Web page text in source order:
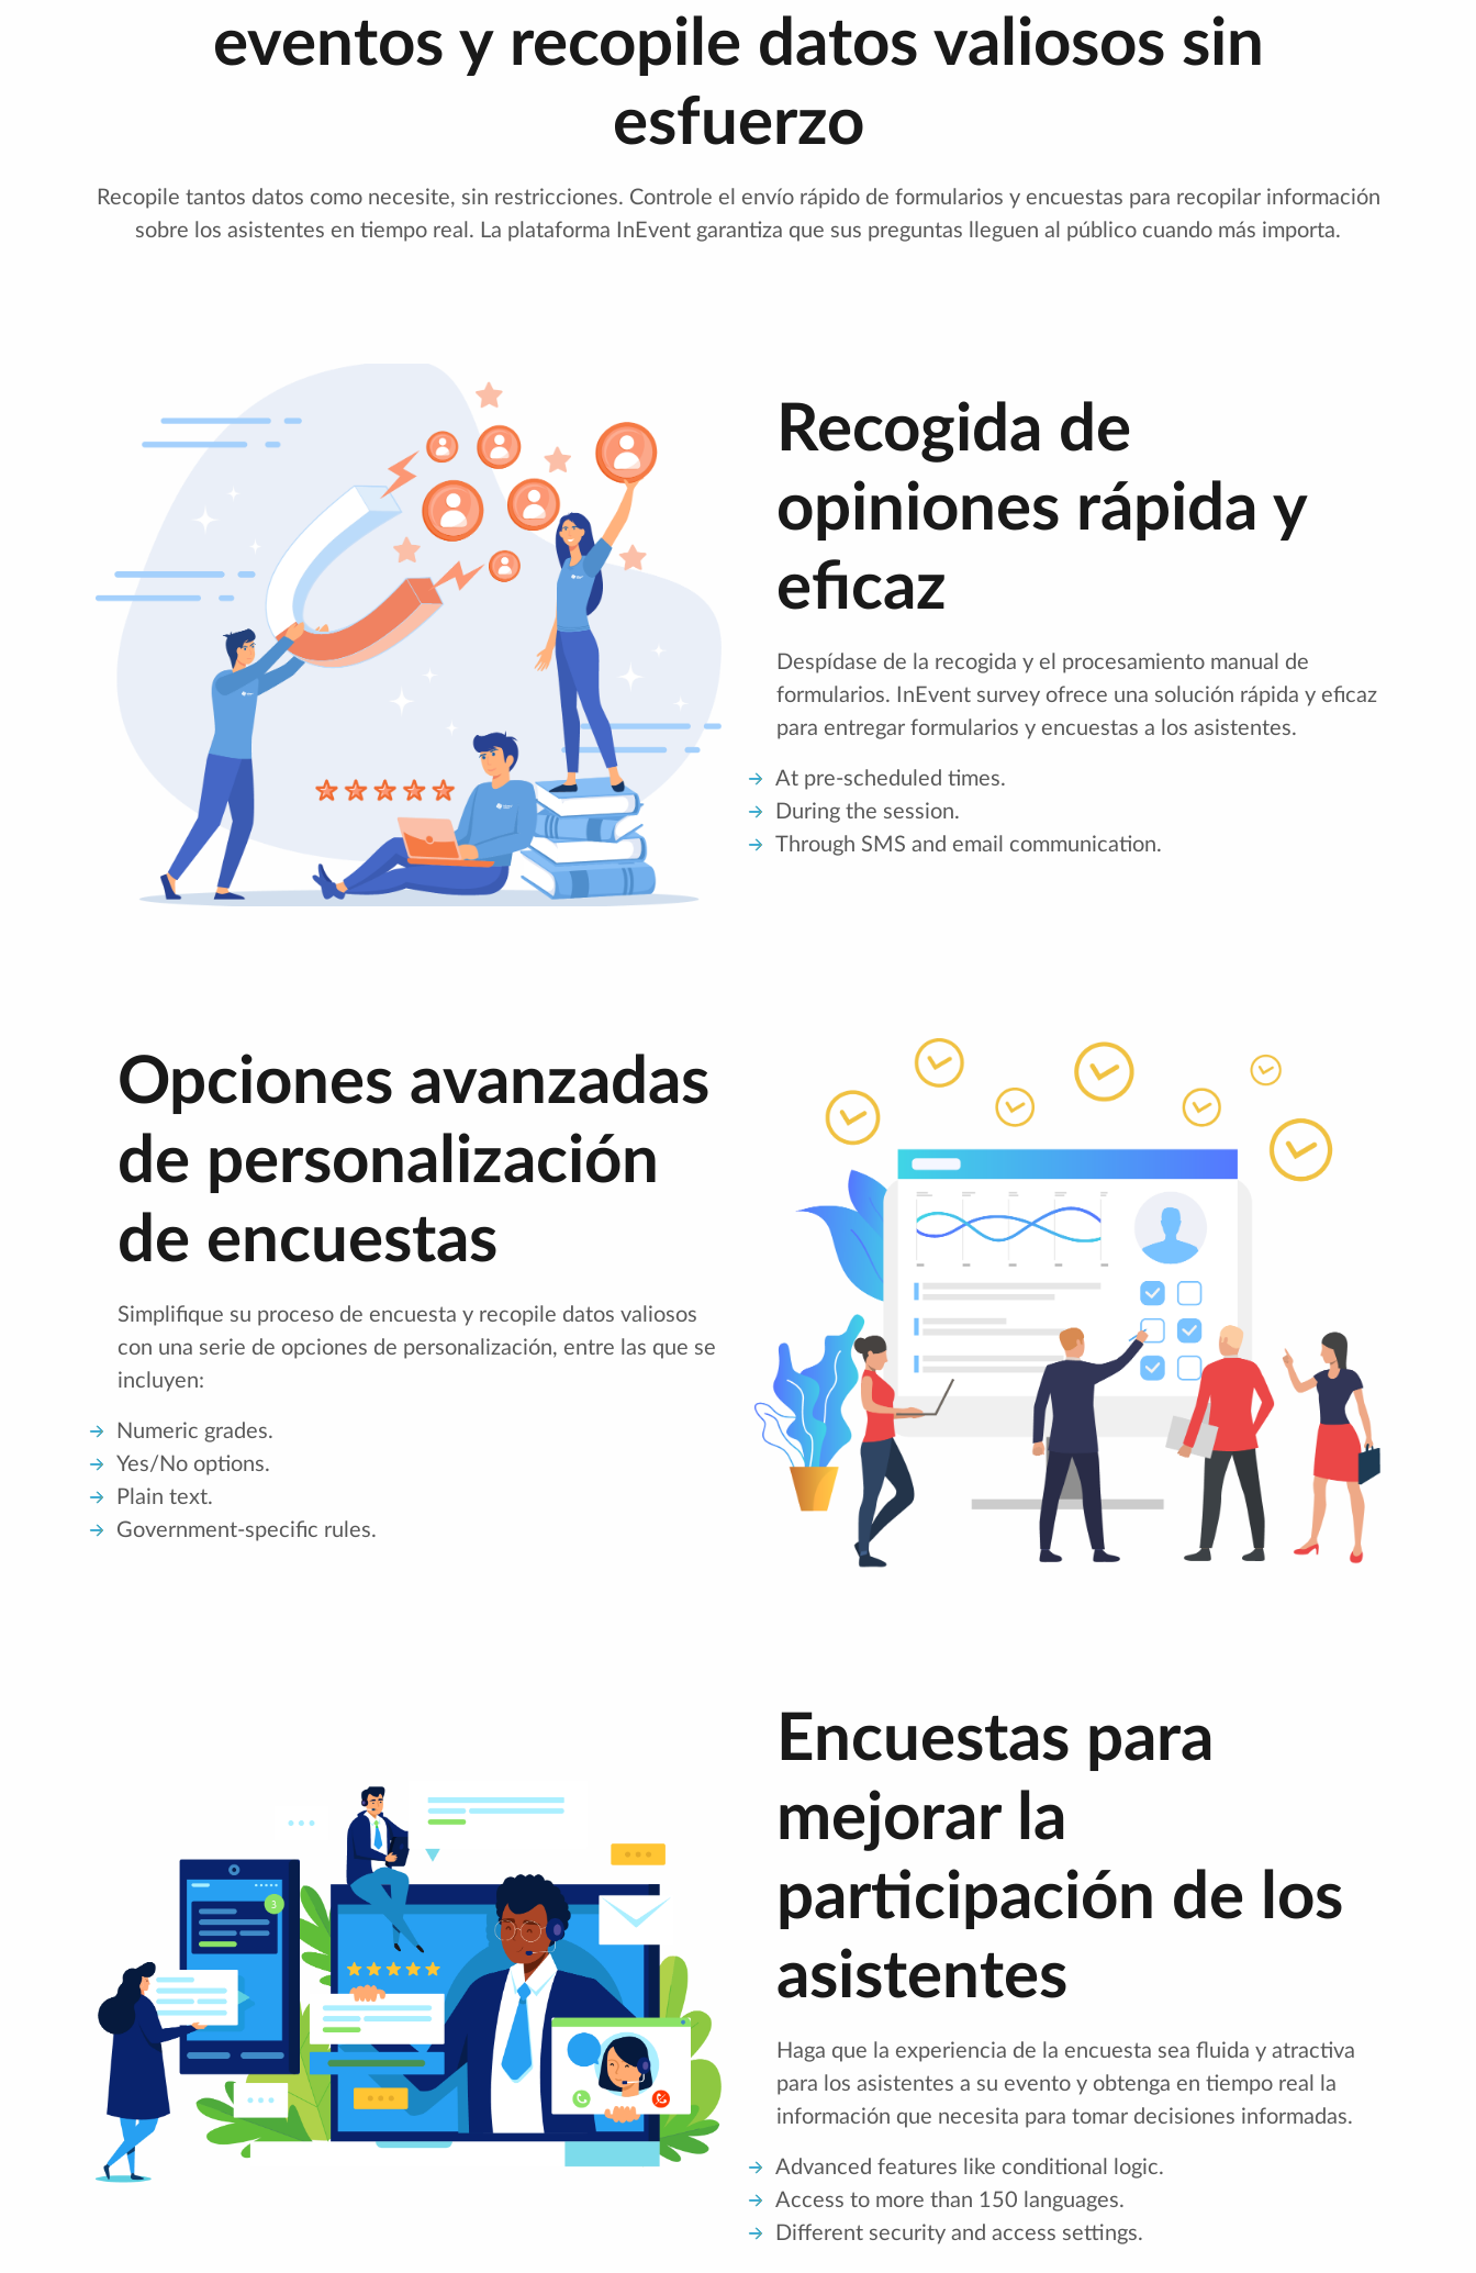
eventos y recopile datos valiosos sin
esfuerzo
Recopile tantos datos como necesite, sin restricciones. Controle el envío rápido de formularios y encuestas para recopilar información
sobre los asistentes en tiempo real. La plataforma InEvent garantiza que sus preguntas lleguen al público cuando más importa.
Recogida de
opiniones rápida y
eficaz
Despídase de la recogida y el procesamiento manual de
formularios. InEvent survey ofrece una solución rápida y eficaz
para entregar formularios y encuestas a los asistentes.
At pre-scheduled times.
During the session.
Through SMS and email communication.
Opciones avanzadas
de personalización
de encuestas
Simplifique su proceso de encuesta y recopile datos valiosos
con una serie de opciones de personalización, entre las que se
incluyen:
Numeric grades.
Yes/No options.
Plain text.
Government-specific rules.
Encuestas para
mejorar la
participación de los
asistentes
Haga que la experiencia de la encuesta sea fluida y atractiva
para los asistentes a su evento y obtenga en tiempo real la
información que necesita para tomar decisiones informadas.
Advanced features like conditional logic.
Access to more than 150 languages.
Different security and access settings.